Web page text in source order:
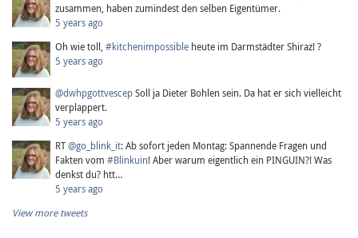
zusammen, haben zumindest den selben Eigentümer.
5 years ago
Oh wie toll, #kitchenimpossible heute im Darmstädter Shiraz! ?
5 years ago
@dwhpgottvescepSoll ja Dieter Bohlen sein. Da hat er sich vielleicht
verplappert.
5 years ago
RT@go_blink_it: Ab sofort jeden Montag: Spannende Fragen und
Fakten vom #Blinkuin! Aber warum eigentlich ein PINGUIN?! Was
denkst du? htt…
5 years ago
View more tweets